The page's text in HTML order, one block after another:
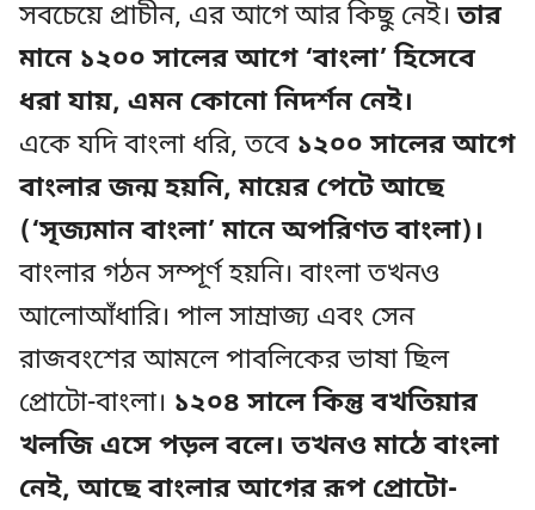
সবচেয়ে প্রাচীন, এর আগে আর কিছু নেই।তার
মানে ১২০০ সালের আগে ‘বাংলা’ হিসেবে
ধরা যায়, এমন কোনো নিদর্শন নেই।
একে যদি বাংলা ধরি, তবে ১২০০ সালের আগে
বাংলার জন্ম হয়নি, মায়ের পেটে আছে
(‘সৃজ্যমান বাংলা’ মানে অপরিণত বাংলা)।
বাংলার গঠন সম্পূর্ণ হয়নি। বাংলা তখনও
আলোআঁধারি। পাল সাম্রাজ্য এবং সেন
রাজবংশের আমলে পাবলিকের ভাষা ছিল
প্রোটো-বাংলা। ১২০৪ সালে কিন্তু বখতিয়ার
খলজি এসে পড়ল বলে। তখনও মাঠে বাংলা
নেই, আছে বাংলার আগের রূপ প্রোটো-